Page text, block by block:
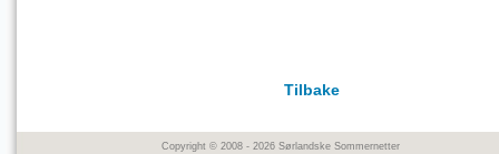
Tilbake
Copyright © 2008 - 2026 Sørlandske Sommernetter